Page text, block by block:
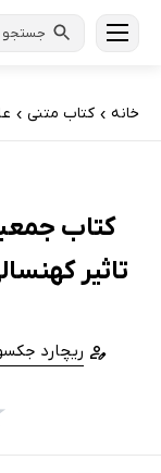
جستجو
خانه › کتاب‌ متنی ›
کتاب
تاثیر
ریچارد